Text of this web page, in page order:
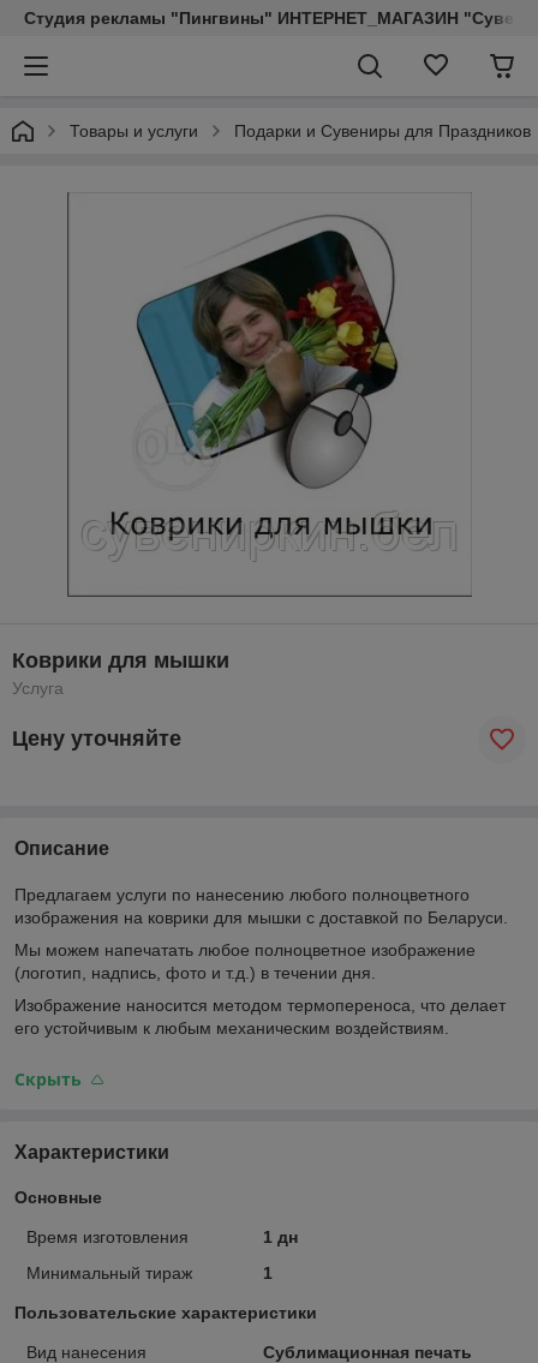
Студия рекламы "Пингвины" ИНТЕРНЕТ_МАГАЗИН
Товары и услуги Подарки и Сувениры для Праздников
Коврики для мышки
Услуга
Цену уточняйте
Описание
Предлагаем услуги по нанесению любого полноцветного
изображения на коврики для мышки c доставкой по Беларуси.
Мы можем напечатать любое полноцветное изображение
(логотип, надпись, фото и т.д.) в течении дня.
Изображение наносится методом термопереноса, что делает
его устойчивым к любым механическим воздействиям.
Скрыть
Характеристики
Основные
Время изготовления
1 дн
Минимальный тираж
1
Пользовательские характеристики
Вид нанесения
Сублимационная печать